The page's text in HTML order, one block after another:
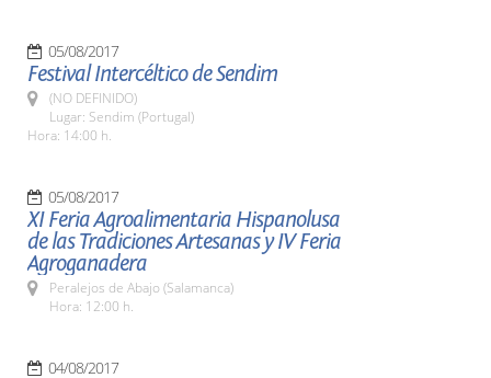
05/08/2017
Festival Intercéltico de Sendim
(NO DEFINIDO)
Lugar: Sendim (Portugal)
Hora: 14:00 h.
05/08/2017
XI Feria Agroalimentaria Hispanolusa
de las Tradiciones Artesanas y IV Feria
Agroganadera
Peralejos de Abajo (Salamanca)
Hora: 12:00 h.
04/08/2017